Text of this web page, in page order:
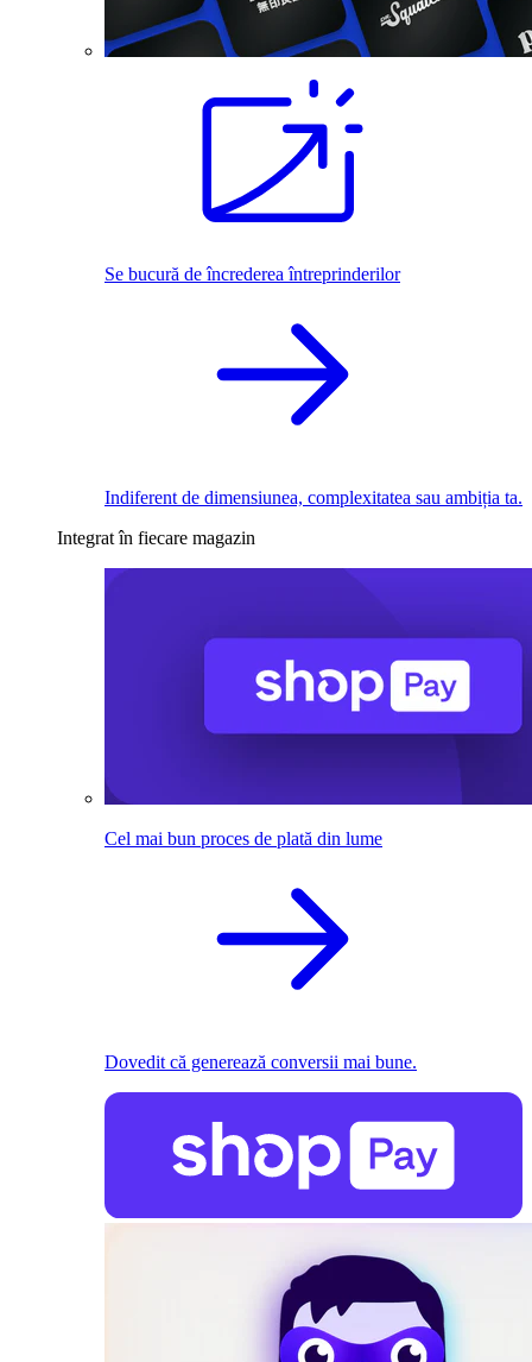
Se bucură de încrederea întreprinderilor
Indiferent de dimensiunea, complexitatea sau ambiția ta.
Integrat în fiecare magazin
Cel mai bun proces de plată din lume
Dovedit că generează conversii mai bune.